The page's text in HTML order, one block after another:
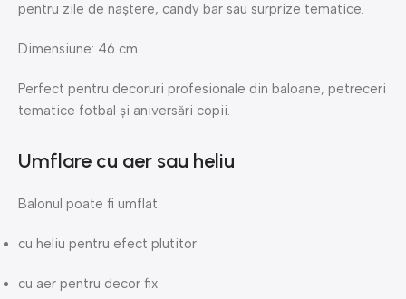
pentru zile de naștere, candy bar sau surprize tematice.
Dimensiune: 46 cm
Perfect pentru decoruri profesionale din baloane, petreceri
tematice fotbal și aniversări copii.
Umflare cu aer sau heliu
Balonul poate fi umflat:
cu heliu pentru efect plutitor
cu aer pentru decor fix